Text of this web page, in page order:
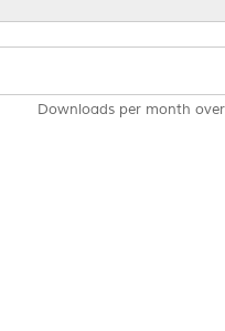
Downloads per month